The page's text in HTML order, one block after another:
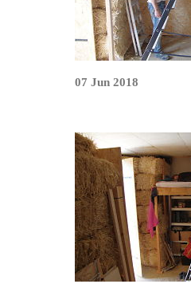
07 Jun 2018